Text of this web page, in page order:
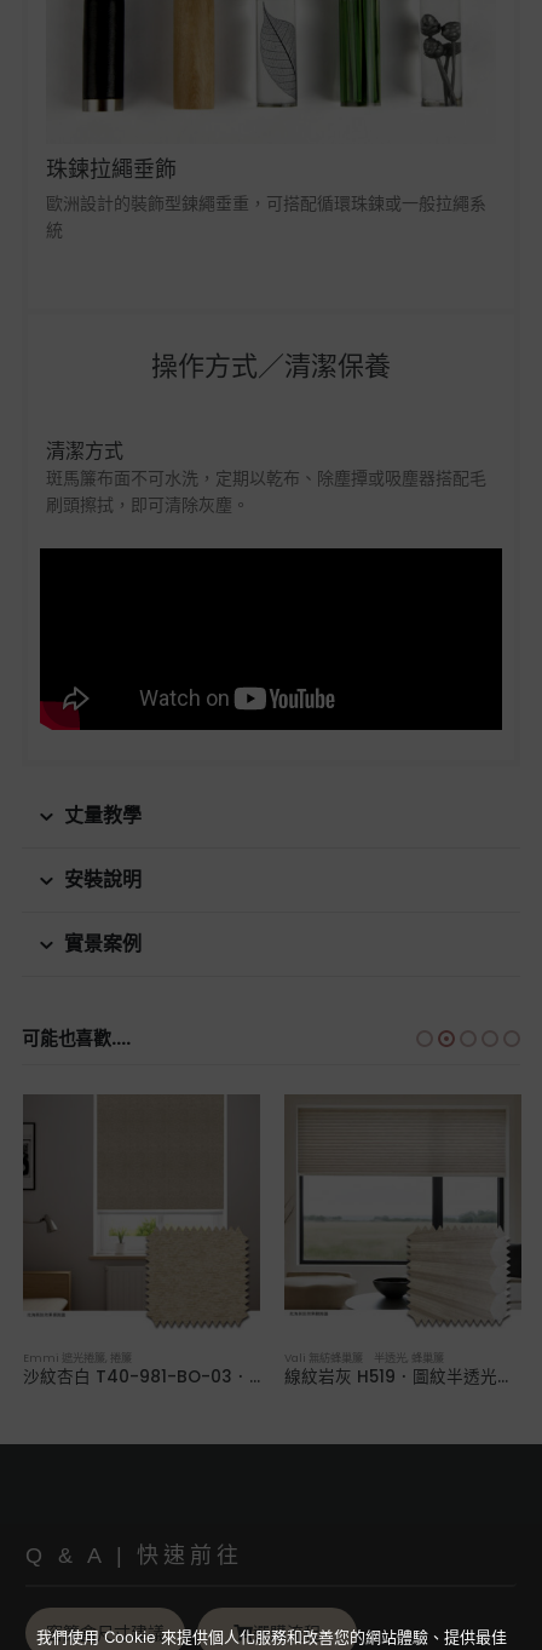
珠鍊拉繩垂飾
歐洲設計的裝飾型鍊繩垂重，可搭配循環珠鍊或一般拉繩系
統
操作方式／清潔保養
清潔方式
斑馬簾布面不可水洗，定期以乾布、除塵撢或吸塵器搭配毛
刷頭擦拭，即可清除灰塵。
丈量教學
安裝說明
實景案例
可能也喜歡....
Emmi 遮光捲簾 捲簾
沙紋杏白 T40-981-BO-03．全遮光捲簾
Vali 無紡蜂巢簾 半透光 蜂巢簾
線紋岩灰 H519．圖紋半透光蜂巢簾
Q & A | 快速前往
窗簾盒尺寸建議 選購流程
我們使用 Cookie 來提供個人化服務和改善您的網站體驗、提供最佳